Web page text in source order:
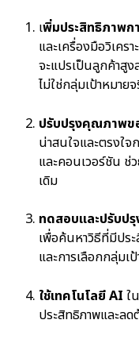
เพิ่มประสิทธิภาพก
และเครื่องมือวิเคร
จะแปรเป็นลูกค้าสู
ไม่ใช่กลุ่มเป้าหมาย
ปรับปรุงคุณภาพข
น่าสนใจและตรงใ
และคอนเวอร์ชัน ช่
เดิม
ทดสอบและปรับป
เพื่อค้นหาวิธีที่มีปร
และการเลือกกลุ่มเ
ใช้เทคโนโลยี AI ใ
ประสิทธิภาพและลด